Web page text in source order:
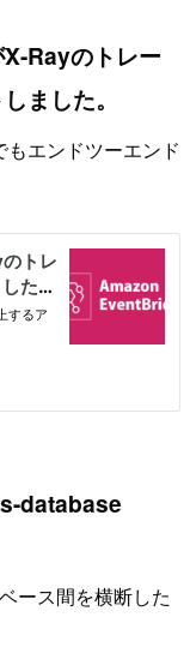
Rayのトレー
ました。
エンドツーエンド
database
ース間を横断した